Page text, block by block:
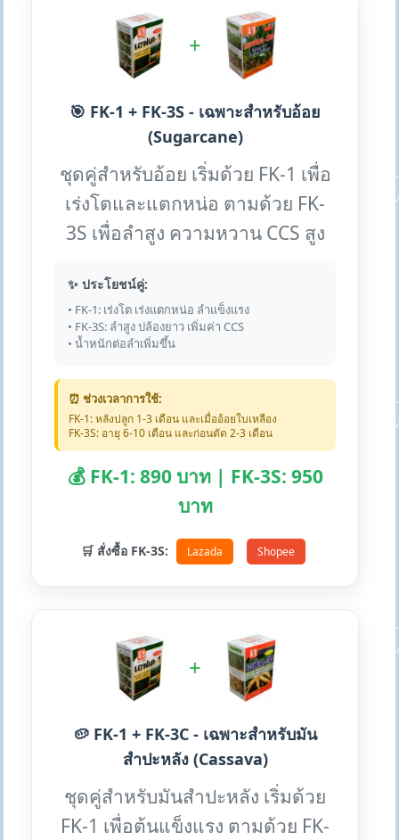
+
🎯 FK-1 + FK-3S - เฉพาะสำหรับอ้อย
(Sugarcane)
ชุดคู่สำหรับอ้อย เริ่มด้วย FK-1 เพื่อ
เร่งโตและแตกหน่อ ตามด้วย FK-
3S เพื่อลำสูง ความหวาน CCS สูง
✨ ประโยชน์คู่:
• FK-1: เร่งโต เร่งแตกหน่อ ลำแข็งแรง
• FK-3S: ลำสูง ปล้องยาว เพิ่มค่า CCS
• น้ำหนักต่อลำเพิ่มขึ้น
⏰ ช่วงเวลาการใช้:
FK-1: หลังปลูก 1-3 เดือน และเมื่ออ้อยใบเหลือง
FK-3S: อายุ 6-10 เดือน และก่อนตัด 2-3 เดือน
💰 FK-1: 890 บาท | FK-3S: 950
บาท
🛒 สั่งซื้อ FK-3S: Lazada Shopee
+
🥔 FK-1 + FK-3C - เฉพาะสำหรับมัน
สำปะหลัง (Cassava)
ชุดคู่สำหรับมันสำปะหลัง เริ่มด้วย
FK-1 เพื่อต้นแข็งแรง ตามด้วย FK-